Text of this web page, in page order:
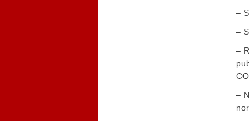
–
–
–
–